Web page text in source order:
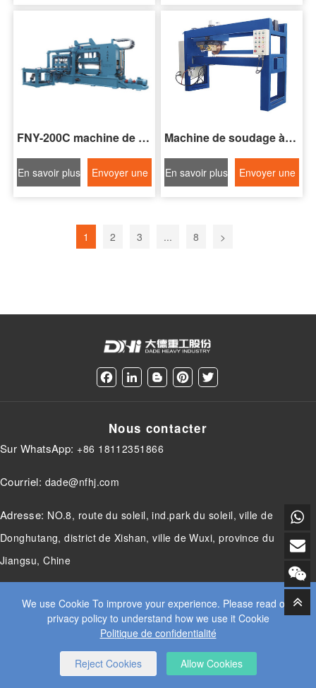
We use Cookie To improve your experience. Please read our
privacy policy to understand how we use it Cookie
Politique de confidentialité
Reject Cookies Allow Cookies
demande
demande
FNY-200C machine de soudage à couture étroite pour bandes d'acier
En savoir plus
Envoyer une
demande
Machine de soudage à couture à double rouleau de la série FNZ
En savoir plus
Envoyer une
demande
1 2 3 ... 8 >
F
b
o
L
e
I
B
g
r
P
e
T
Nous contacter
Sur WhatsApp: +86 18112351866
Courriel: dade@nfhj.com
Adresse: NO.8, route du soleil, ind.park du soleil, ville de
Donghutang, district de Xishan, ville de Wuxi, province du
Jiangsu, Chine
© 2025 JIANGSU DADE INDUSTRIE LOURDE CO.LTD. TOUS
DROITS RÉSERVÉS.
WEB DESIGNBY WANGKE
CARTE DU SITE ACCUEIL RSS XML POLITIQUE DE
CONFIDENTIALITÉ